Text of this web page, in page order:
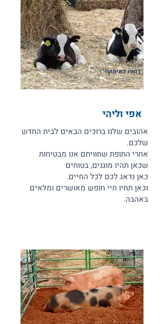
לחצו לאימוץ
אפי וליהי
אהובים שלנו ברוכים הבאים לבית החדש
שלכם.
אחרי התופת שחוויתם אנו מבטיחות
שכאן תהיו מוגנים, בטוחים
כאן נדאג לכם לכל החיים.
וכאן תחיו חיי חופש מאושרים ומלאים
באהבה.